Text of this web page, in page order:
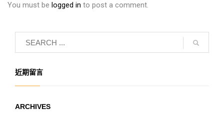
You must be logged in to post a comment.
近期留言
ARCHIVES